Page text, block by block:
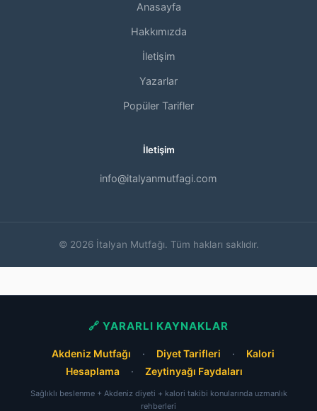
Anasayfa
Hakkımızda
İletişim
Yazarlar
Popüler Tarifler
İletişim
info@italyanmutfagi.com
© 2026 İtalyan Mutfağı. Tüm hakları saklıdır.
🔗 YARARLI KAYNAKLAR
Akdeniz Mutfağı · Diyet Tarifleri ·
Kalori
Hesaplama
· Zeytinyağı Faydaları
Sağlıklı beslenme + Akdeniz diyeti + kalori takibi konularında uzmanlık
rehberleri